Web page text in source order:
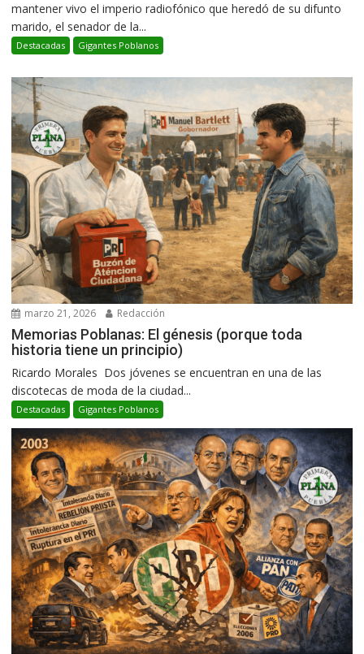
mantener vivo el imperio radiofónico que heredó de su difunto
marido, el senador de la...
Destacadas Gigantes Poblanos
marzo 21, 2026 Redacción
Memorias Poblanas: El génesis (porque toda
historia tiene un principio)
Ricardo Morales Dos jóvenes se encuentran en una de las
discotecas de moda de la ciudad...
Destacadas Gigantes Poblanos